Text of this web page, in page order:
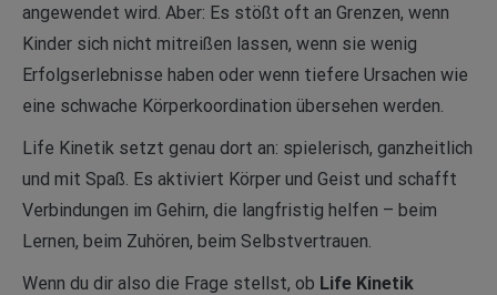
angewendet wird. Aber: Es stößt oft an Grenzen, wenn
Kinder sich nicht mitreißen lassen, wenn sie wenig
Erfolgserlebnisse haben oder wenn tiefere Ursachen wie
eine schwache Körperkoordination übersehen werden.
Life Kinetik setzt genau dort an: spielerisch, ganzheitlich
und mit Spaß. Es aktiviert Körper und Geist und schafft
Verbindungen im Gehirn, die langfristig helfen – beim
Lernen, beim Zuhören, beim Selbstvertrauen.
Wenn du dir also die Frage stellst, ob Life Kinetik